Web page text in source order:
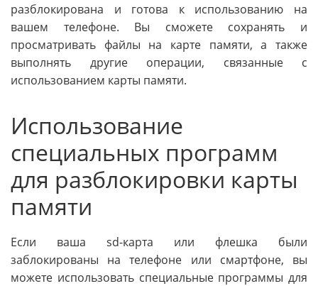
разблокирована и готова к использованию на
вашем телефоне. Вы сможете сохранять и
просматривать файлы на карте памяти, а также
выполнять другие операции, связанные с
использованием карты памяти.
Использование
специальных программ
для разблокировки карты
памяти
Если ваша sd-карта или флешка были
заблокированы на телефоне или смартфоне, вы
можете использовать специальные программы для